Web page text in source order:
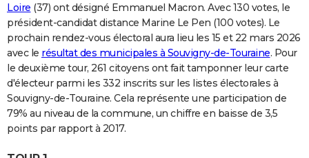
Loire (37) ont désigné Emmanuel Macron. Avec 130 votes, le
président-candidat distance Marine Le Pen (100 votes). Le
prochain rendez-vous électoral aura lieu les 15 et 22 mars 2026
avec le résultat des municipales à Souvigny-de-Touraine. Pour
le deuxième tour, 261 citoyens ont fait tamponner leur carte
d'électeur parmi les 332 inscrits sur les listes électorales à
Souvigny-de-Touraine. Cela représente une participation de
79% au niveau de la commune, un chiffre en baisse de 3,5
points par rapport à 2017.